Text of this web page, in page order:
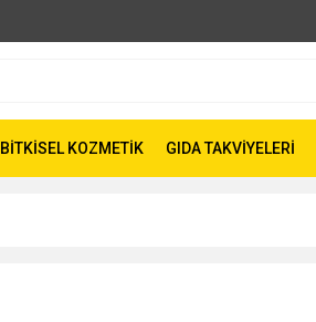
BİTKİSEL KOZMETİK GIDA TAKVİYELERİ